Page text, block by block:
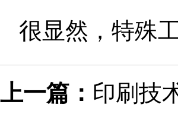
很显然，特殊
上一篇： 印刷技